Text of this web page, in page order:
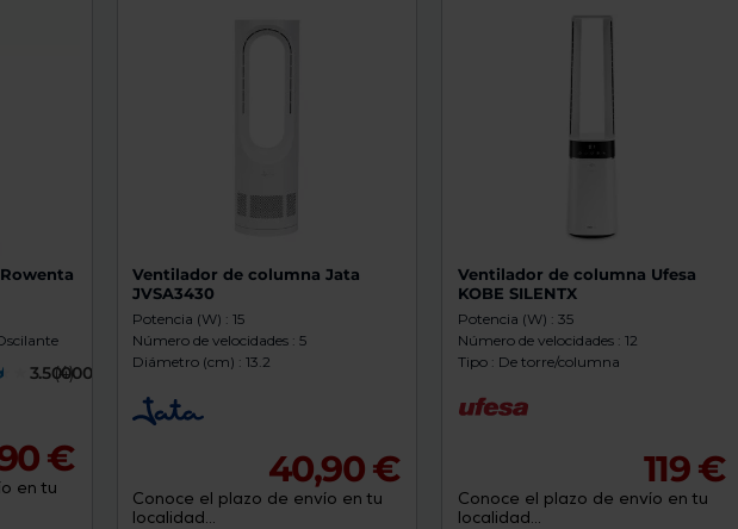
3.5000000
(4)
€
en tu
Ventilador de columna Jata
JVSA3430
Potencia (W) : 15
Número de velocidades : 5
Diámetro (cm) : 13.2
40,90 €
Conoce el plazo de envío en tu
localidad...
Ventilador de columna Ufesa
KOBE SILENTX
Potencia (W) : 35
Número de velocidades : 12
Tipo : De torre/columna
119 €
Conoce el plazo de envío en tu
localidad...